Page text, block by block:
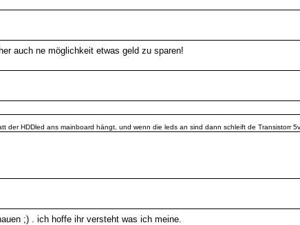
auch ne möglichkeit etwas geld zu sparen!
der HDDled ans mainboard hängt, und wenn die leds an sind dann schleift de Transistorr
;) . ich hoffe ihr versteht was ich meine.